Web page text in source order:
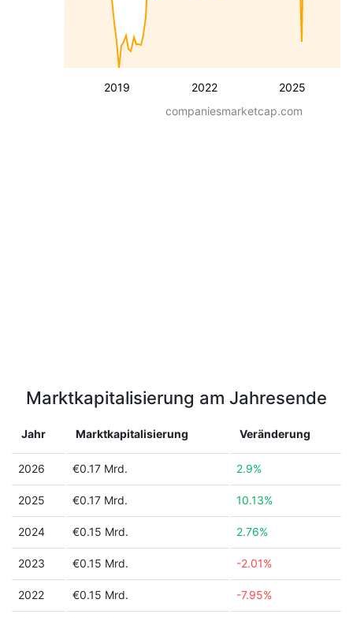
2019 2022 2025
companiesmarketcap.com
Marktkapitalisierung am Jahresende
Jahr Marktkapitalisierung Veränderung
2026 €0.17 Mrd. 2.9%
2025 €0.17 Mrd. 10.13%
2024 €0.15 Mrd. 2.76%
2023 €0.15 Mrd. -2.01%
2022 €0.15 Mrd. -7.95%